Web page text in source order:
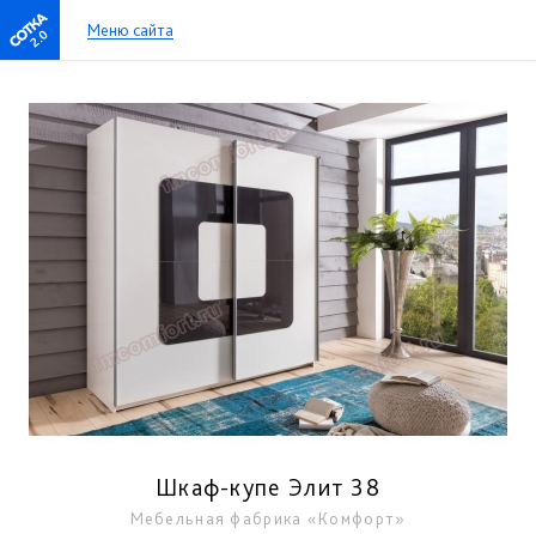
2.0 Меню сайта
Шкаф-купе Элит 38
Мебельная фабрика «Комфорт»